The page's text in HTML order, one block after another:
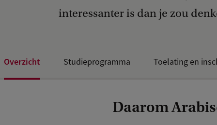
interessanter is dan je zou
Overzicht Studieprogramma Toelating en
Daarom